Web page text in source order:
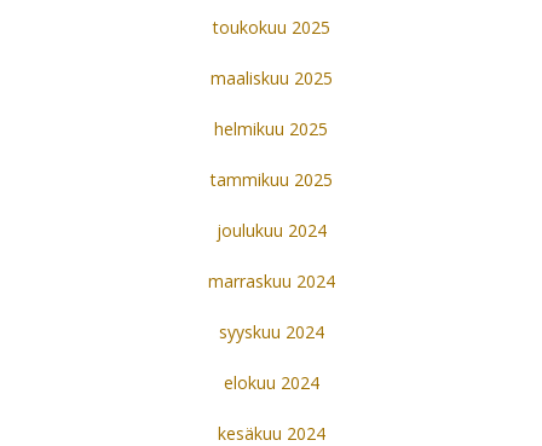
toukokuu 2025
maaliskuu 2025
helmikuu 2025
tammikuu 2025
joulukuu 2024
marraskuu 2024
syyskuu 2024
elokuu 2024
kesäkuu 2024